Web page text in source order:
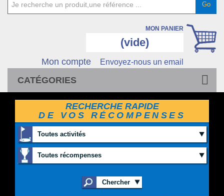
Go
MON PANIER
(vide)
Mon compte Envoyez-nous un email
CATÉGORIES
RECHERCHE RAPIDE
DE VOS RÉCOMPENSES
Toutes activités
Toutes récompenses